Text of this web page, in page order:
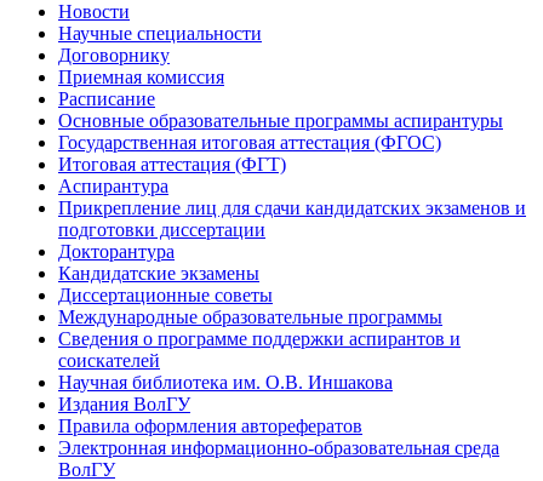
Новости
Научные специальности
Договорнику
Приемная комиссия
Расписание
Основные образовательные программы аспирантуры
Государственная итоговая аттестация (ФГОС)
Итоговая аттестация (ФГТ)
Аспирантура
Прикрепление лиц для сдачи кандидатских экзаменов и
подготовки диссертации
Докторантура
Кандидатские экзамены
Диссертационные советы
Международные образовательные программы
Сведения о программе поддержки аспирантов и
соискателей
Научная библиотека им. О.В. Иншакова
Издания ВолГУ
Правила оформления авторефератов
Электронная информационно-образовательная среда
ВолГУ